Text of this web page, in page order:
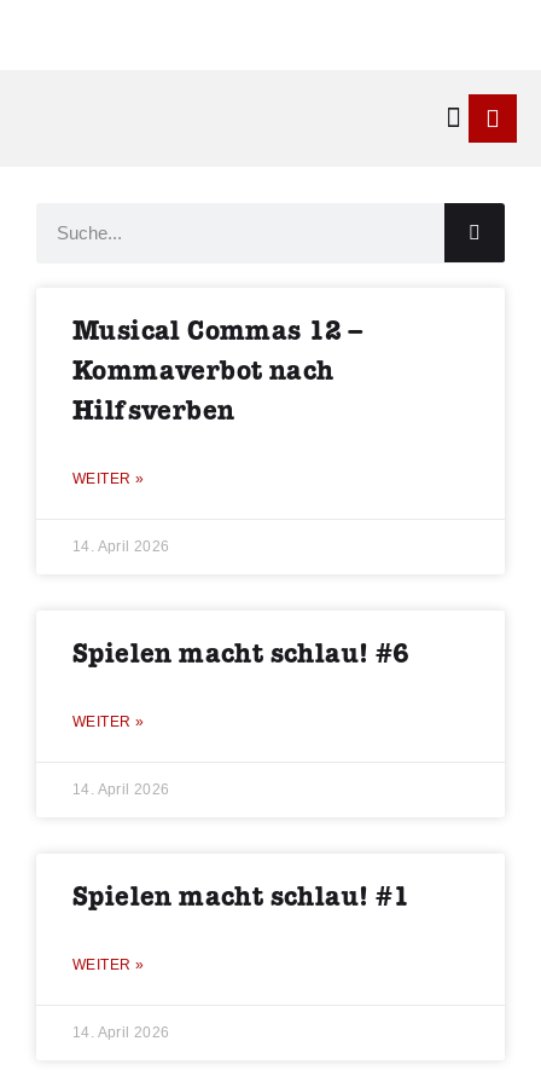
Musical Commas 12 –
Kommaverbot nach
Hilfsverben
WEITER »
14. April 2026
Spielen macht schlau! #6
WEITER »
14. April 2026
Spielen macht schlau! #1
WEITER »
14. April 2026